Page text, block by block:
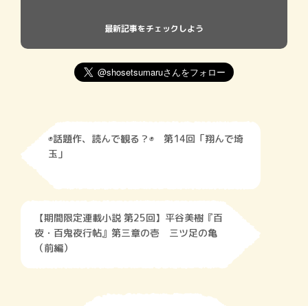
最新記事をチェックしよう
◉話題作、読んで観る？◉ 第14回「翔んで埼
玉」
【期間限定連載小説 第25回】平谷美樹『百
夜・百鬼夜行帖』第三章の壱 三ツ足の亀
（前編）